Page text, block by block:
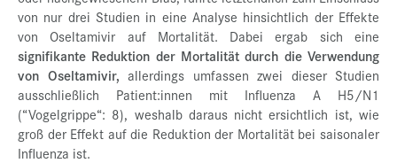
von nur drei Studien in eine Analyse hinsichtlich der Effekte
von Oseltamivir auf Mortalität. Dabei ergab sich eine
signifikante Reduktion der Mortalität durch die Verwendung
von Oseltamivir, allerdings umfassen zwei dieser Studien
ausschließlich Patient:innen mit Influenza A H5/N1
(“Vogelgrippe“: 8), weshalb daraus nicht ersichtlich ist, wie
groß der Effekt auf die Reduktion der Mortalität bei saisonaler
Influenza ist.